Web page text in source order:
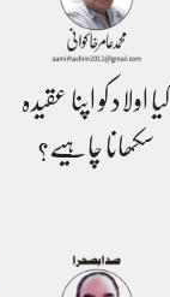
کیا اولاد کو اپنا عقیدہ
سکھانا چاہیے؟